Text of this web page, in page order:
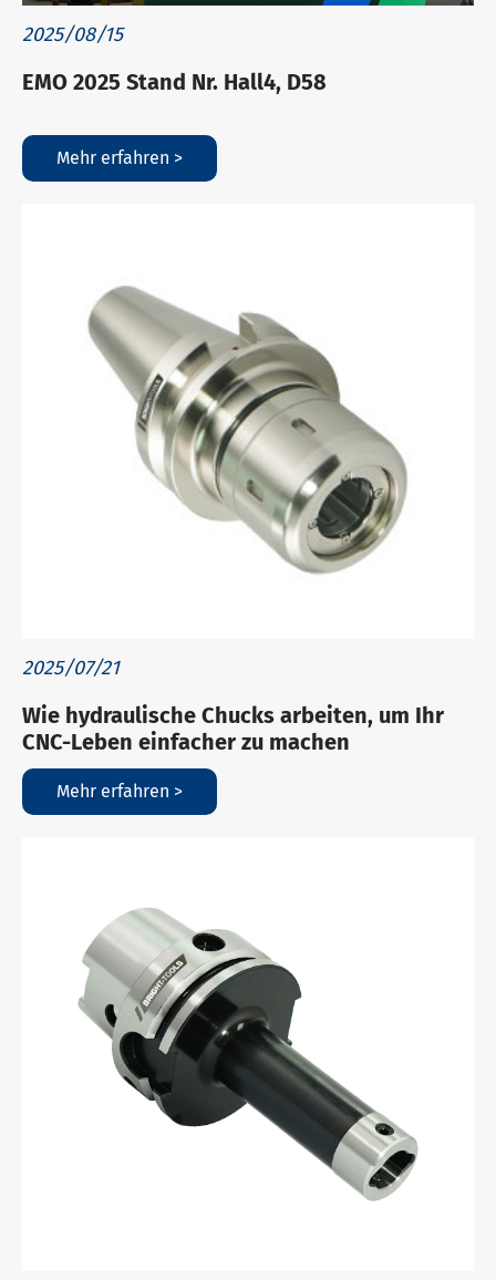
2025/08/15
EMO 2025 Stand Nr. Hall4, D58
Mehr erfahren >
2025/07/21
Wie hydraulische Chucks arbeiten, um Ihr
CNC-Leben einfacher zu machen
Mehr erfahren >